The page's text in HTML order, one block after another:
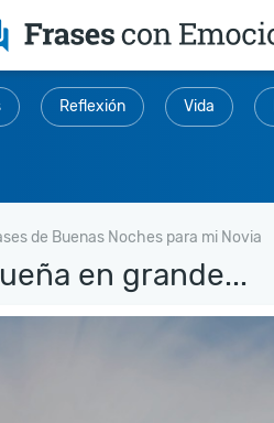
Reflexión Vida
de Buenas Noches para mi Novia
en grande...